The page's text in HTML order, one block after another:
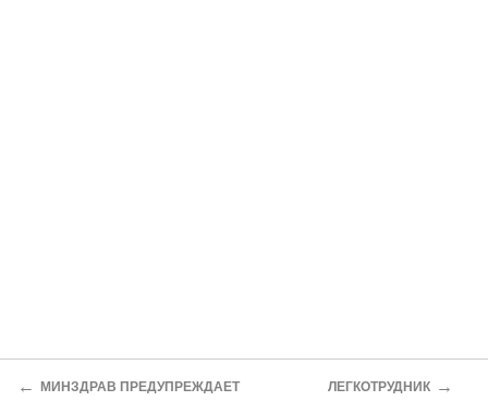
← МИНЗДРАВ ПРЕДУПРЕЖДАЕТ ЛЕГКОТРУДНИК →